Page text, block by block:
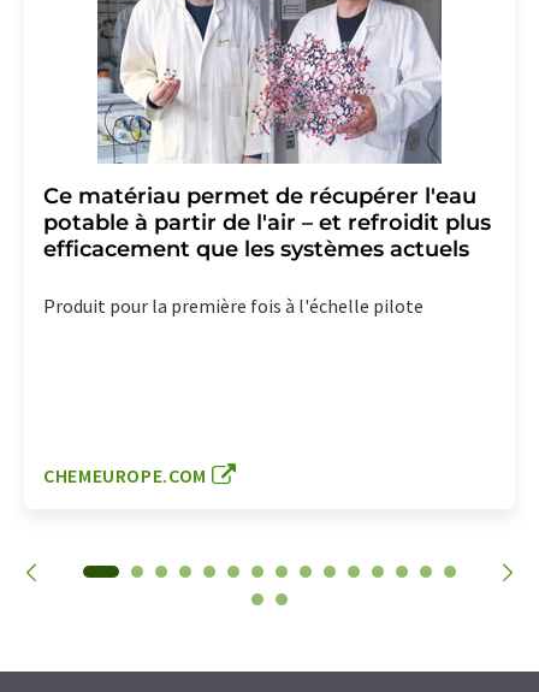
Ce matériau permet de récupérer l'eau
potable à partir de l'air – et refroidit plus
efficacement que les systèmes actuels
Produit pour la première fois à l'échelle pilote
CHEMEUROPE.COM